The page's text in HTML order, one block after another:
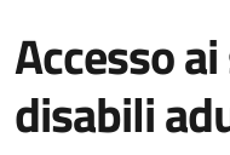
Accesso
disabili